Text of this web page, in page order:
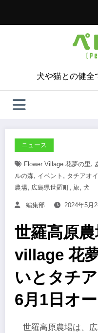
犬や猫との健全
ニュース
Flower Village 花夢の里,
ルの森, イベント , タチアオ
農場, 広島県世羅町, 旅, 犬
編集部 2024年5月
世羅高原
village 花
いとタチ
6月1日オ
世羅高原農場は、